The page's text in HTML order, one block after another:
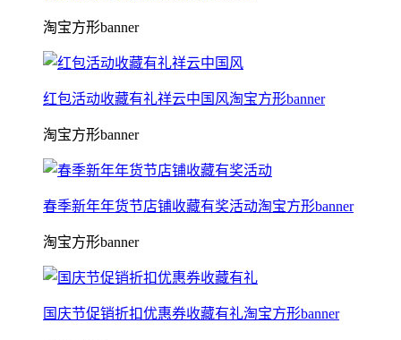
淘宝方形banner
红包活动收藏有礼祥云中国风淘宝方形banner
淘宝方形banner
春季新年年货节店铺收藏有奖活动淘宝方形banner
淘宝方形banner
国庆节促销折扣优惠券收藏有礼淘宝方形banner